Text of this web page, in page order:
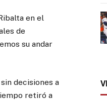
en el
de
su andar
decisiones a
retiró a